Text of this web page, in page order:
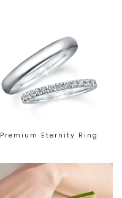
Premium Eternity Ring